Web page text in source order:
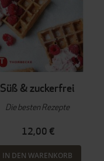
Süß & zuckerfrei
Die besten Rezepte
12,00 €
IN DEN WARENKORB